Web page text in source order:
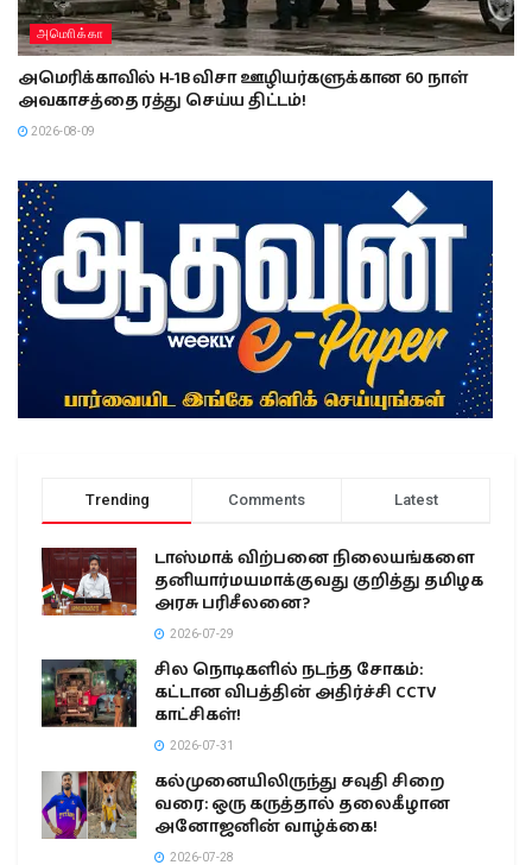
அமொிக்கா
அமெரிக்காவில் H-1B விசா ஊழியர்களுக்கான 60 நாள்
அவகாசத்தை ரத்து செய்ய திட்டம்!
2026-08-09
Trending Comments Latest
டாஸ்மாக் விற்பனை நிலையங்களை
தனியார்மயமாக்குவது குறித்து தமிழக
அரசு பரிசீலனை?
2026-07-29
சில நொடிகளில் நடந்த சோகம்:
கட்டான விபத்தின் அதிர்ச்சி CCTV
காட்சிகள்!
2026-07-31
கல்முனையிலிருந்து சவுதி சிறை
வரை: ஒரு கருத்தால் தலைகீழான
அனோஜனின் வாழ்க்கை!
2026-07-28